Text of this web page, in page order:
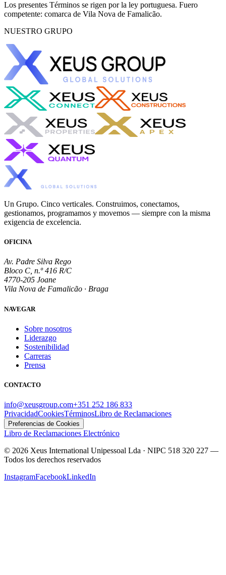
Los presentes Términos se rigen por la ley portuguesa. Fuero
competente: comarca de Vila Nova de Famalicão.
NUESTRO GRUPO
Un Grupo. Cinco verticales. Construimos, conectamos,
gestionamos, programamos y movemos — siempre con la misma
exigencia de excelencia.
OFICINA
Av. Padre Silva Rego
Bloco C, n.º 416 R/C
4770-205 Joane
Vila Nova de Famalicão · Braga
NAVEGAR
Sobre nosotros
Liderazgo
Sostenibilidad
Carreras
Prensa
CONTACTO
info@xeusgroup.com+351 252 186 833
PrivacidadCookiesTérminosLibro de Reclamaciones
Preferencias de Cookies
Libro de Reclamaciones Electrónico
© 2026 Xeus International Unipessoal Lda · NIPC 518 320 227 —
Todos los derechos reservados
InstagramFacebookLinkedIn